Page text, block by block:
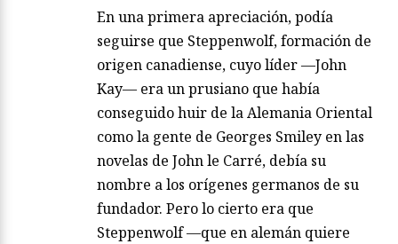
En una primera apreciación, podía
seguirse que Steppenwolf, formación de
origen canadiense, cuyo líder —John
Kay— era un prusiano que había
conseguido huir de la Alemania Oriental
como la gente de Georges Smiley en las
novelas de John le Carré, debía su
nombre a los orígenes germanos de su
fundador. Pero lo cierto era que
Steppenwolf —que en alemán quiere